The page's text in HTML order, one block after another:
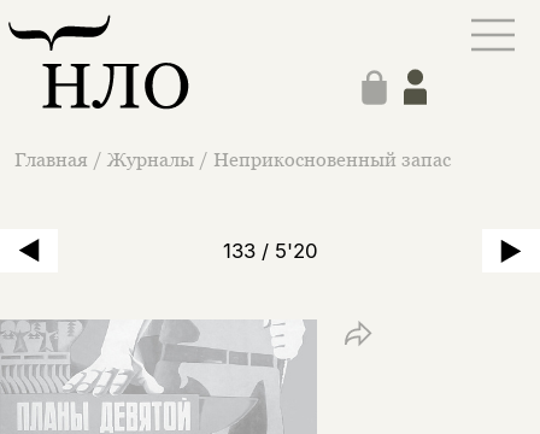
Главная / Журналы / Неприкосновенный запас
133 / 5'20